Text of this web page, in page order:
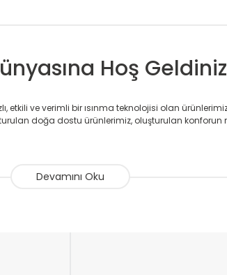
Hoş
etkili ve verimli bir ısınma teknolojisi olan
doğa dostu ürünlerimiz, oluşturulan konforun
ön planda olmadığını aynı zamanda kalite
veülkemizdeki birçok elite projede